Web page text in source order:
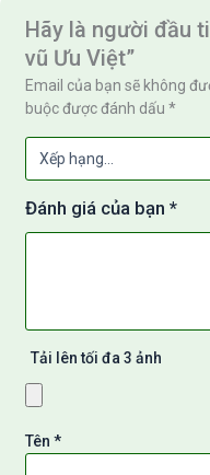
Hãy là người đầu
vũ Ưu Việt”
Email của bạn sẽ không
buộc được đánh dấu*
Đánh giá của bạn*
Tải lên tối đa 3 ảnh
Tên*